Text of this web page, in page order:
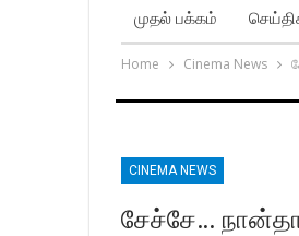
முதல் பக்கம்
Home Cinema News
CINEMA NEWS
சேச்சே…